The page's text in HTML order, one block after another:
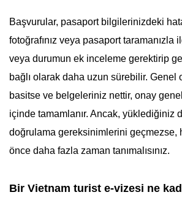
Başvurular, pasaport bilgilerinizdeki
fotoğrafınız veya pasaport taramanızla
veya durumun ek inceleme gerektirip
bağlı olarak daha uzun sürebilir. Genel
basitse ve belgeleriniz nettir, onay
içinde tamamlanır. Ancak, yüklediğiniz
doğrulama gereksinimlerini geçmezse,
önce daha fazla zaman tanımalısınız.
Bir Vietnam turist e-vizesi ne